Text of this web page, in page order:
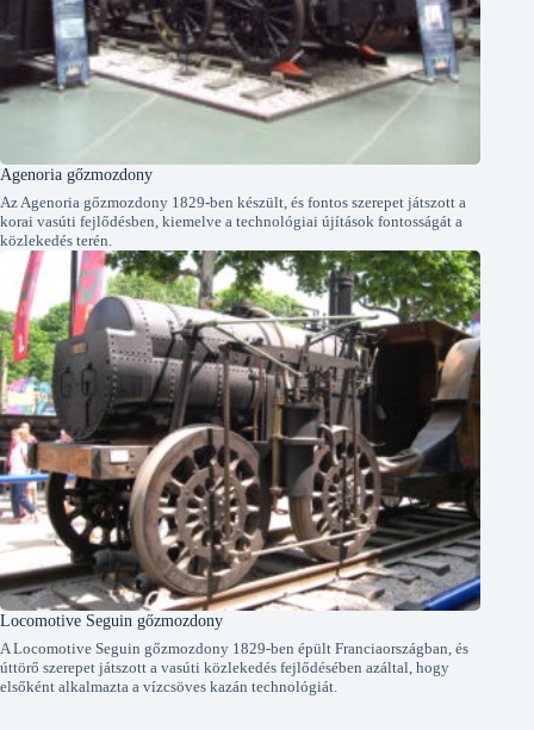
Agenoria gőzmozdony
Az Agenoria gőzmozdony 1829-ben készült, és fontos szerepet játszott a
korai vasúti fejlődésben, kiemelve a technológiai újítások fontosságát a
közlekedés terén.
Locomotive Seguin gőzmozdony
A Locomotive Seguin gőzmozdony 1829-ben épült Franciaországban, és
úttörő szerepet játszott a vasúti közlekedés fejlődésében azáltal, hogy
elsőként alkalmazta a vízcsöves kazán technológiát.